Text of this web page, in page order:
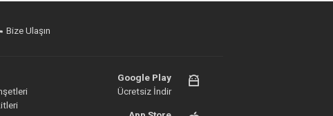
Bize Ulaşın
Google Play
Ücretsiz İndir